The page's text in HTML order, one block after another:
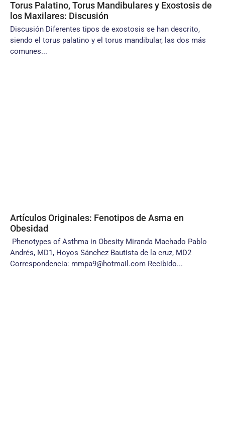
Torus Palatino, Torus Mandibulares y Exostosis de
los Maxilares: Discusión
Discusión Diferentes tipos de exostosis se han descrito,
siendo el torus palatino y el torus mandibular, las dos más
comunes...
Artículos Originales: Fenotipos de Asma en
Obesidad
Phenotypes of Asthma in Obesity Miranda Machado Pablo
Andrés, MD1, Hoyos Sánchez Bautista de la cruz, MD2
Correspondencia: mmpa9@hotmail.com Recibido...